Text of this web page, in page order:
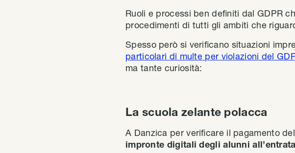
Ruoli e processi ben definiti dal GDPR
procedimenti di tutti gli ambiti che
Spesso però si verificano situazioni
particolari di multe per violazioni del
ma tante curiosità:
La scuola zelante polacca
A Danzica per verificare il pagamento
impronte digitali degli alunni